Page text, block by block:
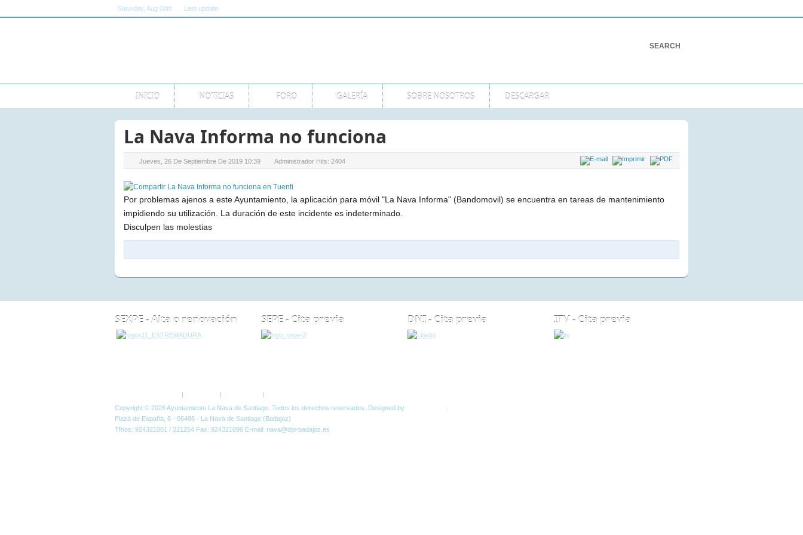
Saturday , Aug 08th Last update
INICIO NOTICIAS FORO GALERÍA SOBRE NOSOTROS DESCARGAR
La Nava Informa no funciona
Jueves, 26 De Septiembre De 2019 10:39 Administrador Hits: 2404
Por problemas ajenos a este Ayuntamiento, la aplicación para móvil "La Nava Informa" (Bandomovil) se encuentra en tareas de mantenimiento
impidiendo su utilización. La duración de este incidente es indeterminado.
Disculpen las molestias
SEXPE - Alta o renovación SEPE - Cita previa DNI - Cita previa ITV - Cita previa
| | |
Copyright © 2026 Ayuntamiento La Nava de Santiago. Todos los derechos reservados. Designed by
Plaza de España, 6 - 06486 - La Nava de Santiago (Badajoz)
Tfnos: 924321001 / 321254 Fax: 924321096 E-mail: nava@dip-badajoz.es